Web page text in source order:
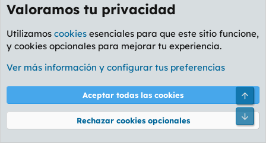
Soy muy puntual, así que llegué primero, hablé con el
recepcionista de que estaba con Menganita de tal, que
tenía la habitación XXX reservada y que si podía subir a
que usan los hoteles guays de alcurnia, subo, voy al baño,
espera e intranquilidad, por eso de ser impuntual, como
cualquier mujer que se precie, tocan suavamente a la
puerta y el corazón me da un vuelco. Abro, sonrío, pero
parece que ella percibió que mi sonrisa se convertía en
Valoramos tu privacidad
Utilizamos cookies esenciales para que este sitio funcione,
y cookies opcionales para mejorar tu experiencia.
Ver más información y configurar tus preferencias
Aceptar todas las cookies
Rechazar cookies opcionales
Pie